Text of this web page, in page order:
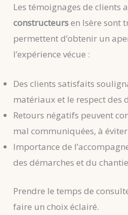
Les témoignages de clients
constructeursen Isère sont
permettent d’obtenir un
l’expérience vécue :
Des clients satisfaits
matériaux et le respect des
Retours négatifs peuvent
mal communiquées, à
Importance de
des démarches et du
Prendre le temps de
faire un choix éclairé.